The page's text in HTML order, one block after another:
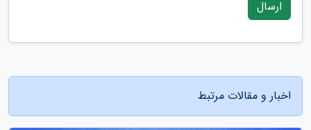
ارسال
اخبار و مقالات مرتبط